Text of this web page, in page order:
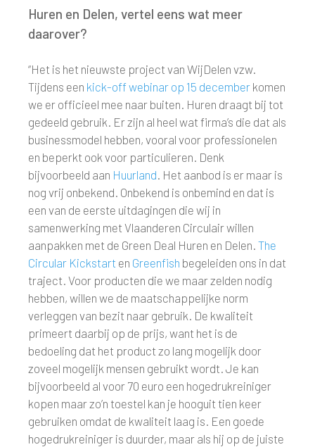
Huren en Delen, vertel eens wat meer
daarover?
“Het is het nieuwste project van WijDelen vzw.
Tijdens een kick-off webinar op 15 december komen
we er officieel mee naar buiten. Huren draagt bij tot
gedeeld gebruik. Er zijn al heel wat firma’s die dat als
businessmodel hebben, vooral voor professionelen
en beperkt ook voor particulieren. Denk
bijvoorbeeld aan Huurland. Het aanbod is er maar is
nog vrij onbekend. Onbekend is onbemind en dat is
een van de eerste uitdagingen die wij in
samenwerking met Vlaanderen Circulair willen
aanpakken met de Green Deal Huren en Delen. The
Circular Kickstart en Greenfish begeleiden ons in dat
traject. Voor producten die we maar zelden nodig
hebben, willen we de maatschappelijke norm
verleggen van bezit naar gebruik. De kwaliteit
primeert daarbij op de prijs, want het is de
bedoeling dat het product zo lang mogelijk door
zoveel mogelijk mensen gebruikt wordt. Je kan
bijvoorbeeld al voor 70 euro een hogedrukreiniger
kopen maar zo’n toestel kan je hooguit tien keer
gebruiken omdat de kwaliteit laag is. Een goede
hogedrukreiniger is duurder, maar als hij op de juiste